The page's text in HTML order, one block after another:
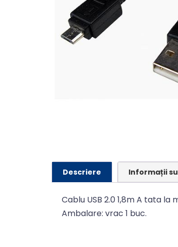
Descriere Informații
Cablu USB 2.0 1,8m A tata
Ambalare: vrac 1 buc.